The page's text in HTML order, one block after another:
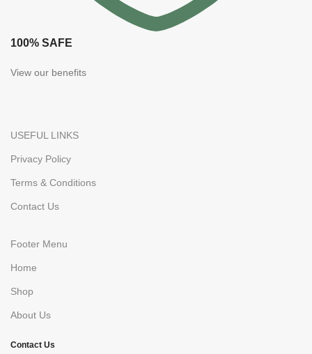
100% SAFE
View our benefits
USEFUL LINKS
Privacy Policy
Terms & Conditions
Contact Us
Footer Menu
Home
Shop
About Us
Contact Us